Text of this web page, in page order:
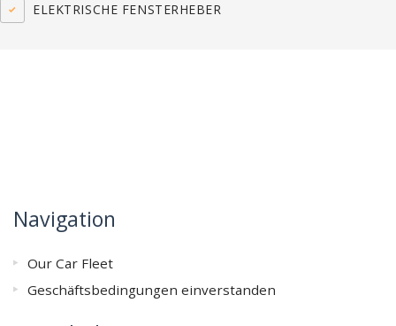
ELEKTRISCHE FENSTERHEBER
Navigation
Our Car Fleet
Geschäftsbedingungen einverstanden